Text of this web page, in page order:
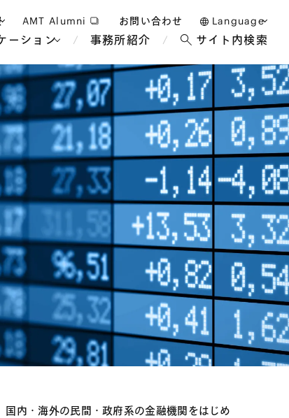
用
AMT Alumni お問い合わせ Language
日本語
English
中文(簡体)
テイン
ント
事業再生・倒産
国際通商および経済安全保
障
海外法務
サステナビリティ法務
ホテル・レジャー・カジノ
教育・人材
政府・地方公共団体・公的
機関
FinTech
デジタル
航空・宇宙
アフリカ
ーション
ク
ルタ
シア
ロンドン
ブリュッセル
パリ
事務所紹介 サイト内検索
内・海外の民間・政府系の金融機関をはじめ